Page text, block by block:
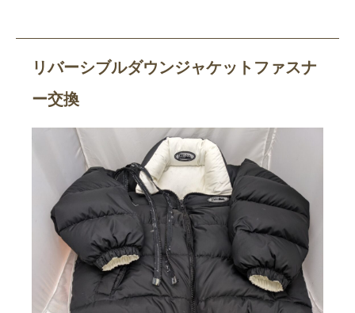
リバーシブルダウンジャケットファスナ
ー交換